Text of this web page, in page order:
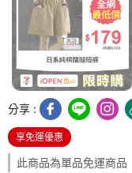
分享 :
享免運優惠
此商品為單品免運商品